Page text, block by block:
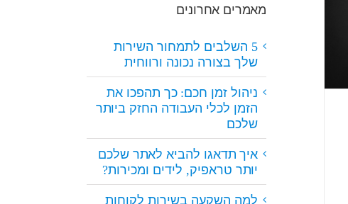
מאמרים אחרונים
5 השלבים לתמחור השירות
שלך בצורה נכונה ורווחית
ניהול זמן חכם: כך תהפכו את
הזמן לכלי העבודה החזק ביותר
שלכם
איך תדאגו להביא לאתר שלכם
יותר טראפיק, לידים ומכירות?
למה השקעה בשירות לקוחות